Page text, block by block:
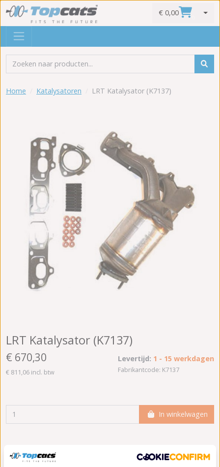
€ 0,00
Home Katalysatoren LRT Katalysator (K7137)
LRT Katalysator (K7137)
€ 670,30
€ 811,06 incl. btw
Levertijd: 1 - 15 werkdagen
Fabrikantcode: K7137
In winkelwagen
Meer informatie